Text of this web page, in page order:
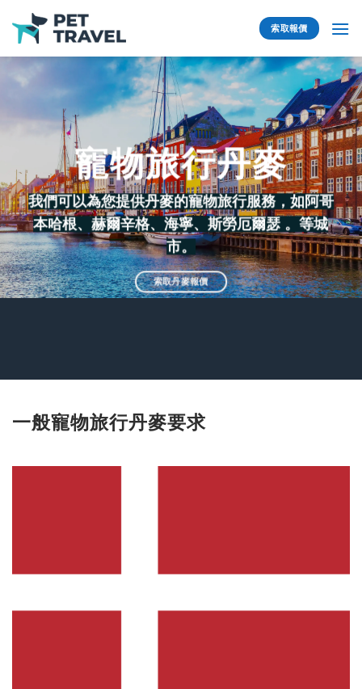
索取報價
寵物旅行丹麥
我們可以為您提供丹麥的寵物旅行服務，如阿哥
本哈根、赫爾辛格、海寧、斯勞厄爾瑟 。等城
市。
索取丹麥報價
一般寵物旅行丹麥要求